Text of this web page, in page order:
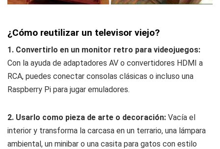
¿Cómo reutilizar un televisor viejo?
1. Convertirlo en un monitor retro para videojuegos:
Con la ayuda de adaptadores AV o convertidores HDMI a
RCA, puedes conectar consolas clásicas o incluso una
Raspberry Pi para jugar emuladores.
2. Usarlo como pieza de arte o decoración: Vacía el
interior y transforma la carcasa en un terrario, una lámpara
ambiental, un minibar o una casita para gatos con estilo